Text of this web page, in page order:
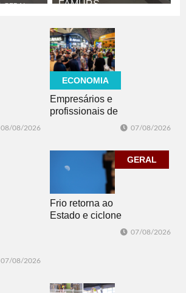
GERAL FAMURS
CULTURA
08/08/2026
ECONOMIA
Empresários e
profissionais de
07/08/2026
07/08/2026
GERAL
Frio retorna ao
Estado e ciclone
07/08/2026